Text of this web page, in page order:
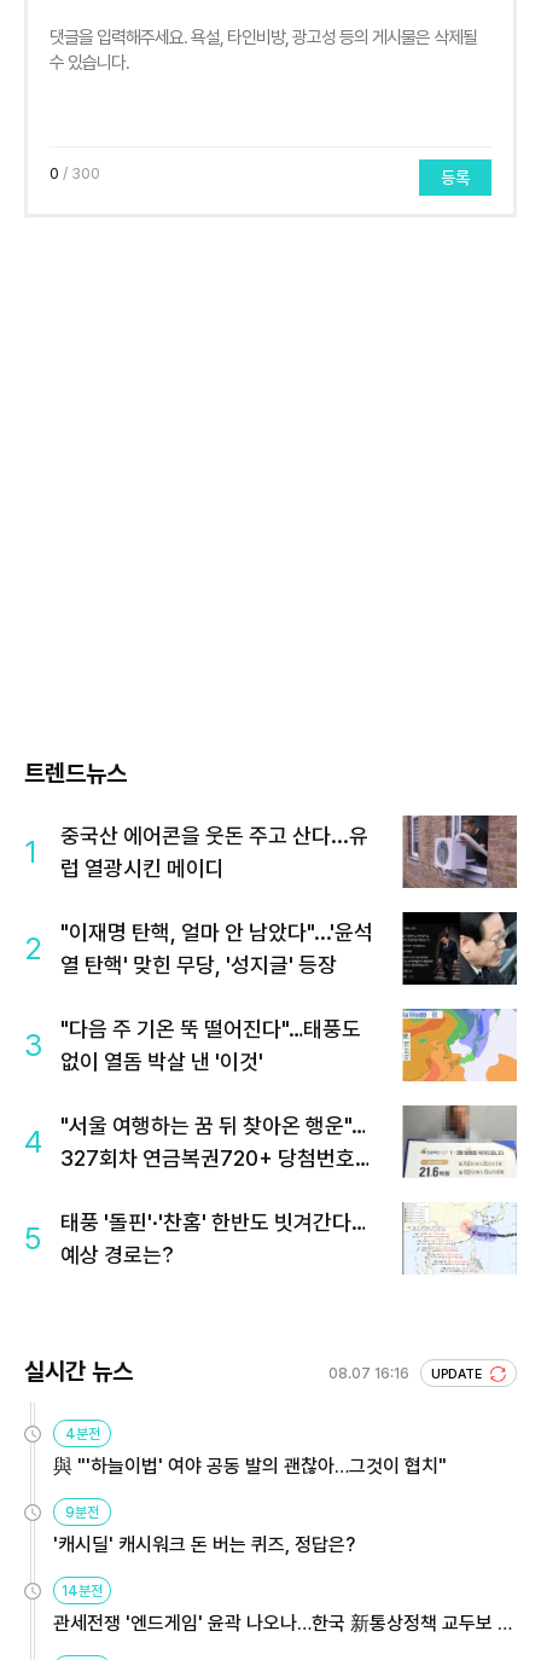
0 / 300 등록
트렌드뉴스
1
중국산 에어콘을 웃돈 주고 산다...유
럽 열광시킨 메이디
2
"이재명 탄핵, 얼마 안 남았다"...'윤석
열 탄핵' 맞힌 무당, '성지글' 등장
3
"다음 주 기온 뚝 떨어진다"…태풍도
없이 열돔 박살 낸 '이것'
4
"서울 여행하는 꿈 뒤 찾아온 행운"…
327회차 연금복권720+ 당첨번호조
5
태풍 '돌핀'·'찬홈' 한반도 빗겨간다…
예상 경로는?
실시간 뉴스 08.07 16:16 UPDATE
4분전
與 "'하늘이법' 여야 공동 발의 괜찮아…그것이 협치"
9분전
'캐시딜' 캐시워크 돈 버는 퀴즈, 정답은?
14분전
관세전쟁 '엔드게임' 윤곽 나오나…한국 新통상정책 교두보 활
용해야